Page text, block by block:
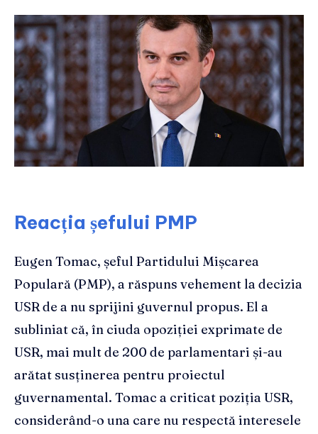
Reacția șefului PMP
Eugen Tomac, șeful Partidului Mișcarea
Populară (PMP), a răspuns vehement la decizia
USR de a nu sprijini guvernul propus. El a
subliniat că, în ciuda opoziției exprimate de
USR, mai mult de 200 de parlamentari și-au
arătat susținerea pentru proiectul
guvernamental. Tomac a criticat poziția USR,
considerând-o una care nu respectă interesele